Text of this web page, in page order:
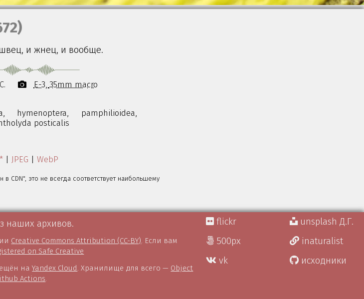
и жнец, и вообще.
E-3 35mm macro
hymenoptera,
pamphilioidea,
posticalis
JPEG WebP
в CDN", это не всегда соответствует наибольшему
наших архивов.
Creative Commons Attribution (CC-BY). Если вам
on Safe Creative
наYandex Cloud. Хранилище для всего — Object
Actions.
flickr
500px
vk
unsplash Д.Г.
inaturalist
исходники